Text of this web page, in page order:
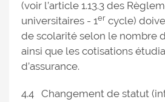
(voir l’article 1.13.3 des
universitaires - 1er cycle)
de scolarité selon le nombre
ainsi que les cotisations
d’assurance.
4.4 Changement de statut